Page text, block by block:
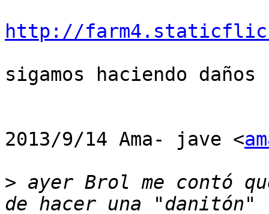
http://
sigamos haciendo daños
2013/9/14 Ama- jave <
> ayer Brol me contó